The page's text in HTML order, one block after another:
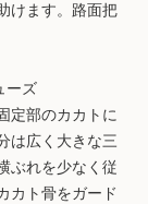
けます。路面把
ーズ
定部のカカトに
は広く大きな三
ぶれを少なく従
カト骨をガード